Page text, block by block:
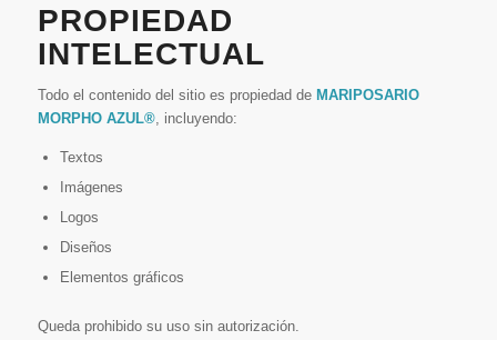
PROPIEDAD
INTELECTUAL
Todo el contenido del sitio es propiedad de MARIPOSARIO
MORPHO AZUL®, incluyendo:
Textos
Imágenes
Logos
Diseños
Elementos gráficos
Queda prohibido su uso sin autorización.